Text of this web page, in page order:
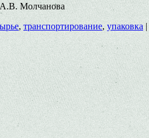
Молчанова
, транспортирование, упаковка |